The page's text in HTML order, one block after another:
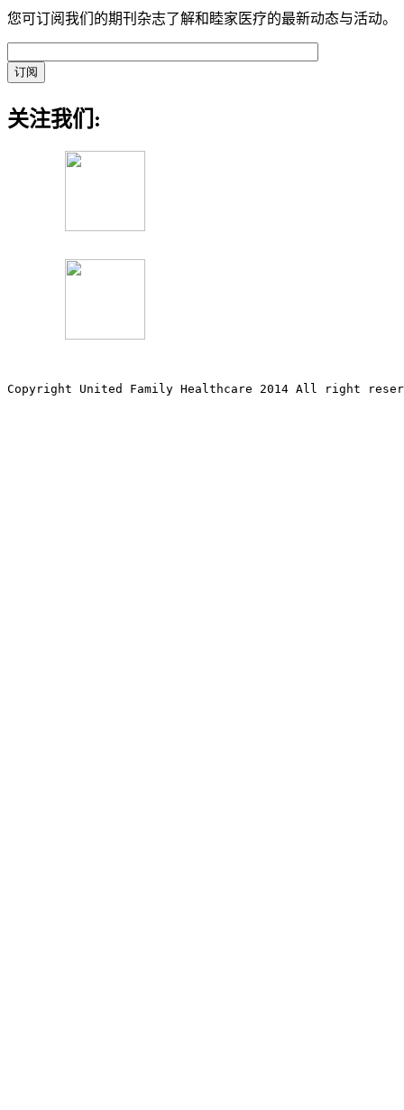
您可订阅我们的期刊杂志了解和睦家医疗的最新动态与活动。
关注我们:
Copyright United Family Healthcare 2014 All right